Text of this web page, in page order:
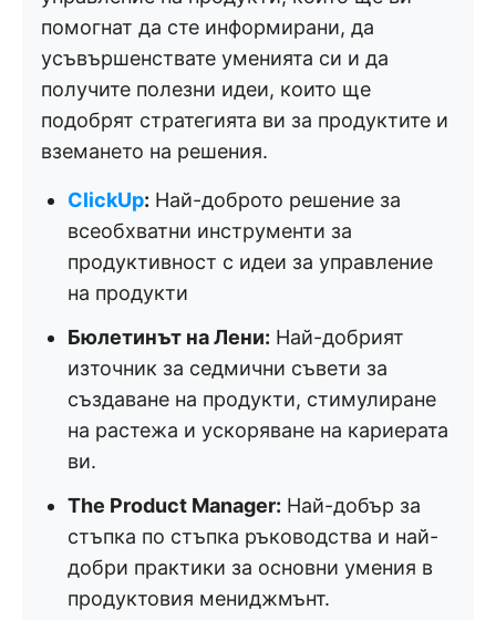
помогнат да сте информирани, да
усъвършенствате уменията си и да
получите полезни идеи, които ще
подобрят стратегията ви за продуктите и
вземането на решения.
ClickUp: Най-доброто решение за
всеобхватни инструменти за
продуктивност с идеи за управление
на продукти
Бюлетинът на Лени: Най-добрият
източник за седмични съвети за
създаване на продукти, стимулиране
на растежа и ускоряване на кариерата
ви.
The Product Manager: Най-добър за
стъпка по стъпка ръководства и най-
добри практики за основни умения в
продуктовия мениджмънт.